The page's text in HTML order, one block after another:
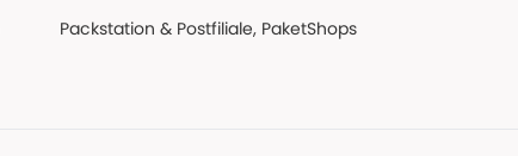
Packstation & Postfiliale, PaketShops